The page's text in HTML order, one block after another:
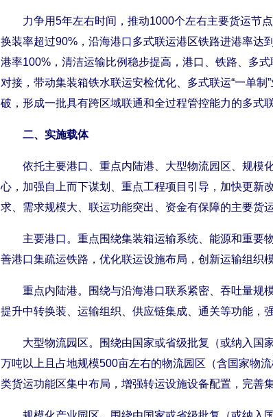
力争用5年左右时间，推动1000个左右主要货运节点
换装率超过90%，沿海港口多式联运港区铁路进港率达
港率100%，清洁运输比例稳步提高，港口、铁路、多
对接，带动集装箱铁水联运安检优化、多式联运“一单制
破，形成一批具有跨区域联通和全过程管控能力的多式
二、实施载体
依托主要港口、重点内陆港、大型物流园区、规模
心，加强自上而下谋划、重点工程项目引导，加快更新
求、需求规模大、联运功能突出、资金有保障的主要货运
主要港口。重点围绕集装箱运输系统、能源和重要
善港口集疏运铁路，优化联运设施布局，创新运输组织
重点内陆港。围绕与沿海港口联系紧密、吞吐量规
提升中转换装、运输组织、供应链集成、通关等功能，
大型物流园区。围绕由国家或省级批复（或纳入国
万吨以上且占地规模500亩左右的物流园区（含国家物
类货运功能区集中布局，增强转运设施设备配置，完善